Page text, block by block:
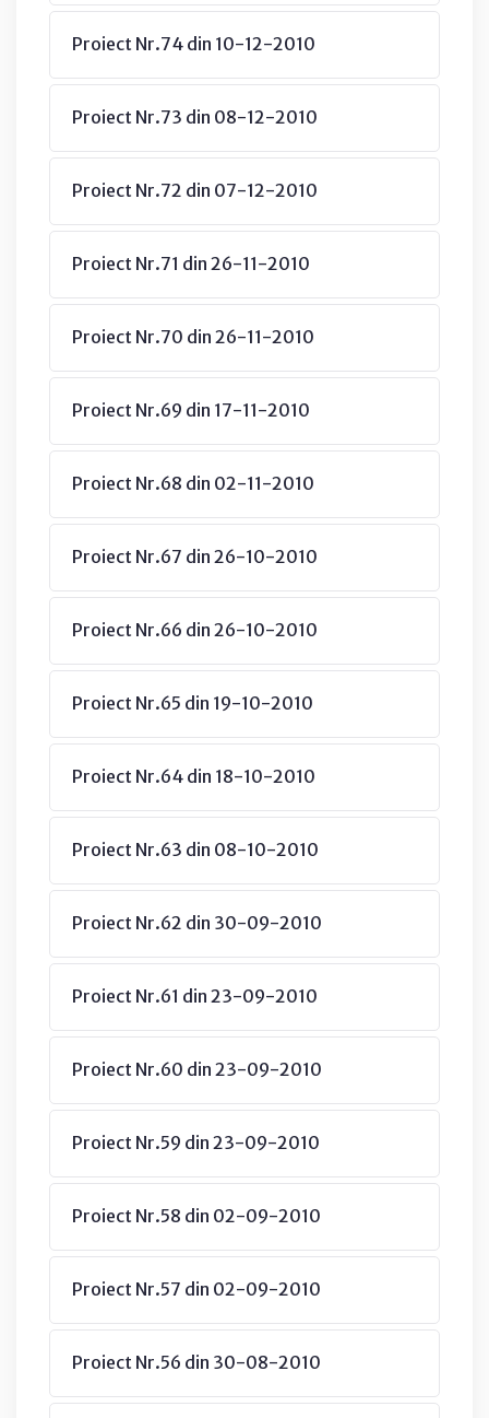
Proiect Nr.74 din 10-12-2010
Proiect Nr.73 din 08-12-2010
Proiect Nr.72 din 07-12-2010
Proiect Nr.71 din 26-11-2010
Proiect Nr.70 din 26-11-2010
Proiect Nr.69 din 17-11-2010
Proiect Nr.68 din 02-11-2010
Proiect Nr.67 din 26-10-2010
Proiect Nr.66 din 26-10-2010
Proiect Nr.65 din 19-10-2010
Proiect Nr.64 din 18-10-2010
Proiect Nr.63 din 08-10-2010
Proiect Nr.62 din 30-09-2010
Proiect Nr.61 din 23-09-2010
Proiect Nr.60 din 23-09-2010
Proiect Nr.59 din 23-09-2010
Proiect Nr.58 din 02-09-2010
Proiect Nr.57 din 02-09-2010
Proiect Nr.56 din 30-08-2010